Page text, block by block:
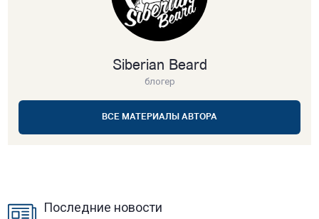
Siberian Beard
блогер
ВСЕ МАТЕРИАЛЫ АВТОРА
Последние новости